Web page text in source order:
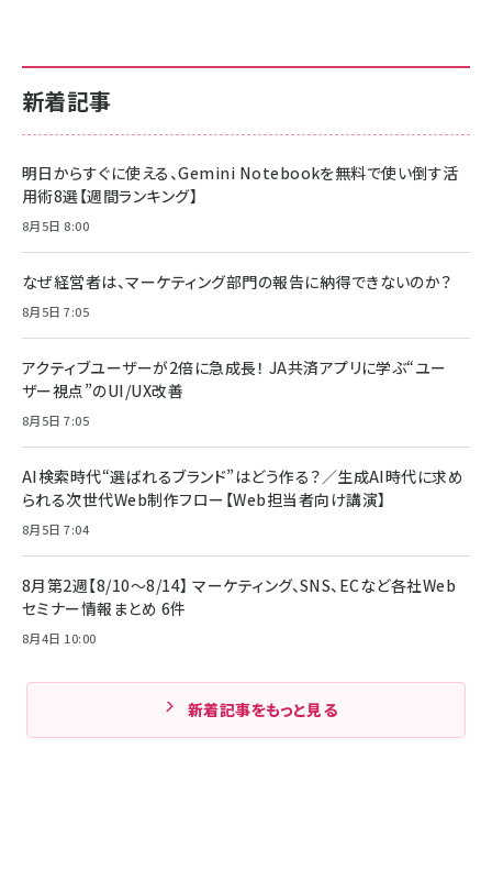
新着記事
明日からすぐに使える、Gemini Notebookを無料で使い倒す活
用術8選【週間ランキング】
8月5日 8:00
なぜ経営者は、マーケティング部門の報告に納得できないのか？
8月5日 7:05
アクティブユーザーが2倍に急成長！ JA共済アプリに学ぶ“ユー
ザー視点”のUI/UX改善
8月5日 7:05
AI検索時代“選ばれるブランド”はどう作る？／生成AI時代に求め
られる次世代Web制作フロー【Web担当者向け講演】
8月5日 7:04
8月第2週【8/10～8/14】 マーケティング、SNS、ECなど各社Web
セミナー情報まとめ 6件
8月4日 10:00
新着記事をもっと見る